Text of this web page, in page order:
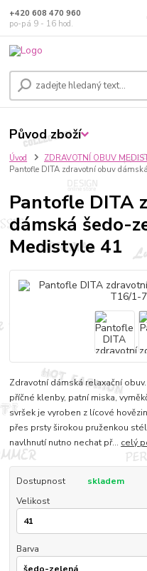
+420 608 470 960
po-pá 9 - 16 hod.
Úvod ZDRAVOTNÍ OBUV
Pantofle DITA zdravotní obuv
Pantofle DITA
dámská šedo-
Medistyle 41
Zdravotní dámská relaxační
příčné klenby, patní miska,
svršek je vyroben z lícové
přes prsty širokou pruženkou
navlhnutí nutno nechat př... celý
Dostupnost
skladem
Velikost
Barva
Původ zboží